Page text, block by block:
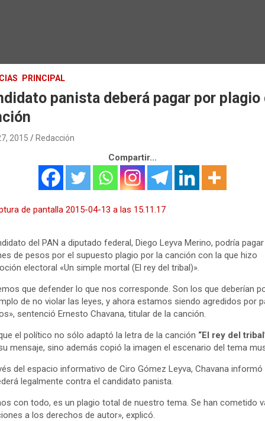
PRINCIPAL
panista deberá pagar por plagio
2015 Redacción
Compartir...
del PAN a diputado federal, Diego Leyva Merino, podría
de pesos por el supuesto plagio por la canción con la que hizo
electoral «Un simple mortal (El rey del tribal)».
que defender lo que nos corresponde. Son los que deberían
de no violar las leyes, y ahora estamos siendo agredidos por
sentenció Ernesto Chavana, titular de la canción.
el político no sólo adaptó la letra de la canción “El rey del tribal
mensaje, sino además copió la imagen el escenario del tema
del espacio informativo de Ciro Gómez Leyva, Chavana informó
legalmente contra el candidato panista.
con todo, es un plagio total de nuestro tema. Se han cometido
a los derechos de autor», explicó.